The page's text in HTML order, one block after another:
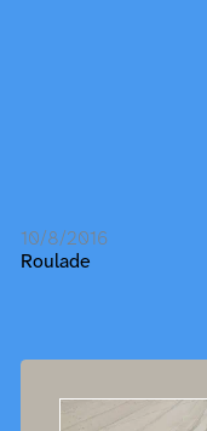
10/8/2016
Roulade